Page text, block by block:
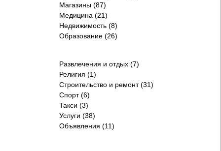
Магазины (87)
Медицина (21)
Недвижимость (8)
Образование (26)
Развлечения и отдых (7)
Религия (1)
Строительство и ремонт (31)
Спорт (6)
Такси (3)
Услуги (38)
Объявления (11)